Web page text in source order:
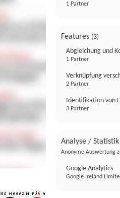
1 Partner
Features (3)
Abgleichung und
1 Partner
Verknüpfung
2 Partner
Identifikation von
3 Partner
Analyse / Statistik
Anonyme Auswertung
Google Analytics
Google Ireland